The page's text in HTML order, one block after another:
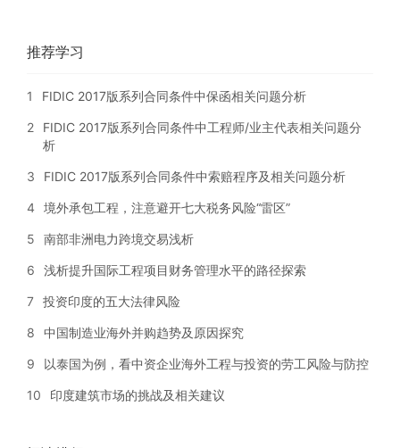
推荐学习
1 FIDIC 2017版系列合同条件中保函相关问题分析
2
FIDIC 2017版系列合同条件中工程师/业主代表相关问题分
析
3 FIDIC 2017版系列合同条件中索赔程序及相关问题分析
4 境外承包工程，注意避开七大税务风险“雷区”
5 南部非洲电力跨境交易浅析
6 浅析提升国际工程项目财务管理水平的路径探索
7 投资印度的五大法律风险
8 中国制造业海外并购趋势及原因探究
9 以泰国为例，看中资企业海外工程与投资的劳工风险与防控
10 印度建筑市场的挑战及相关建议